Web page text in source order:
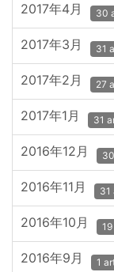
2017年4月 30
2017年3月 31
2017年2月 27
2017年1月 31
2016年12月
2016年11月 31
2016年10月
2016年9月 1